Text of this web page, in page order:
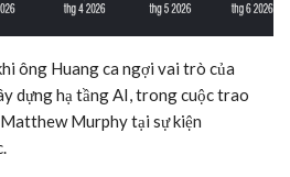
ông Huang ca ngợi vai trò của
dựng hạ tầng AI, trong cuộc trao
Murphy tại sự kiện